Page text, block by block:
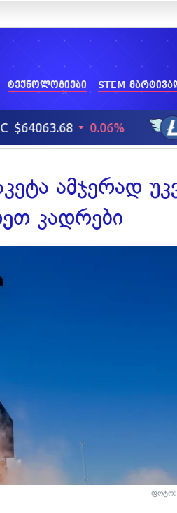
ტექნოლოგიები STEM
ამჯერად
კადრები
ფოტო: